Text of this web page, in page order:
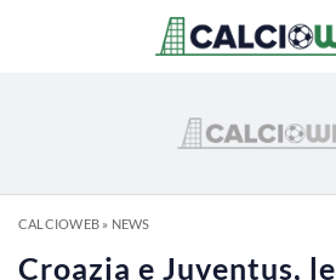
CALCIOWEB» NEWS
Croazia e Juventus,